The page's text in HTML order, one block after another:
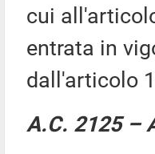
cui
entrata in
dall'articolo
A.C. 2125 –